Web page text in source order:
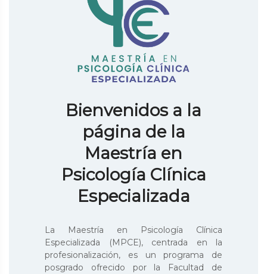
Bienvenidos a la
página de la
Maestría en
Psicología Clínica
Especializada
La Maestría en Psicología Clínica
Especializada (MPCE), centrada en la
profesionalización, es un programa de
posgrado ofrecido por la Facultad de